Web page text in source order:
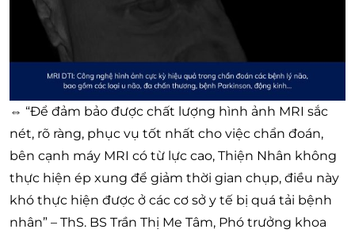
⇔ “Để đảm bảo được chất lượng hình ảnh MRI sắc
nét, rõ ràng, phục vụ tốt nhất cho việc chẩn đoán,
bên cạnh máy MRI có từ lực cao, Thiện Nhân không
thực hiện ép xung để giảm thời gian chụp, điều này
khó thực hiện được ở các cơ sở y tế bị quá tải bệnh
nhân” – ThS. BS Trần Thị Me Tâm, Phó trưởng khoa